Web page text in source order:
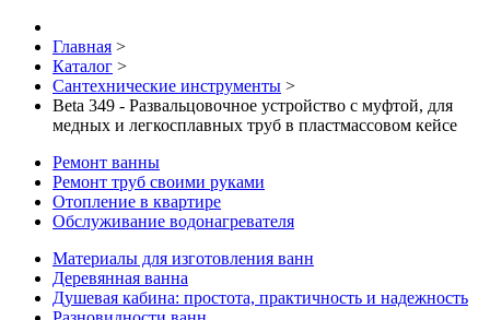
Главная >
Каталог >
Сантехнические инструменты >
Beta 349 - Развальцовочное устройство с муфтой, для
медных и легкосплавных труб в пластмассовом кейсе
Ремонт ванны
Ремонт труб своими руками
Отопление в квартире
Обслуживание водонагревателя
Материалы для изготовления ванн
Деревянная ванна
Душевая кабина: простота, практичность и надежность